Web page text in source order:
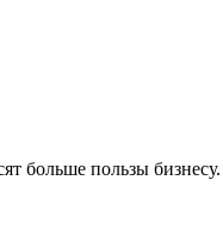
больше пользы бизнесу.